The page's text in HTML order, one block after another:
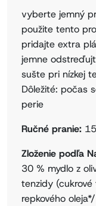
vyberte jemný
použite tento
pridajte extra
jemne
sušte pri nízkej
Dôležité: počas
perie
Ručné pranie:
Zloženie podľa
30 % mydlo z
tenzidy
repkového